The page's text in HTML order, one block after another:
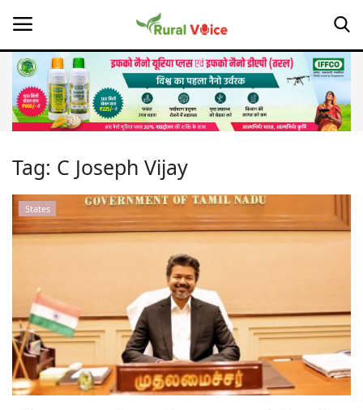
Home
About Us
Leadership Profiles
Politics
Magazine
States
Tag: C Joseph Vijay
States